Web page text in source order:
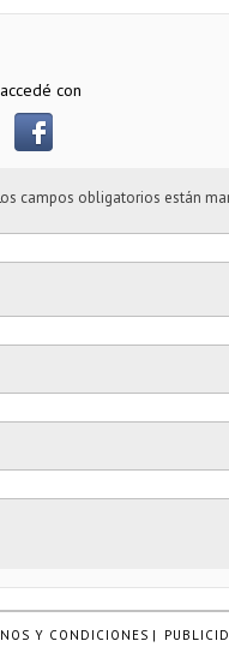
con
campos obligatorios están
Y CONDICIONES |